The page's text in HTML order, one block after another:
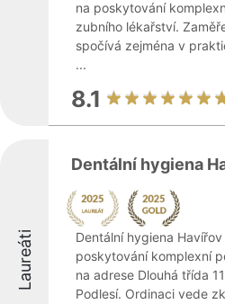
na poskytování
zubního lékařství.
spočívá zejména v
...
8.1
Laureáti
Dentální hygiena
Dentální hygiena
poskytování komplexní
na adrese Dlouhá třída
Podlesí. Ordinaci vede